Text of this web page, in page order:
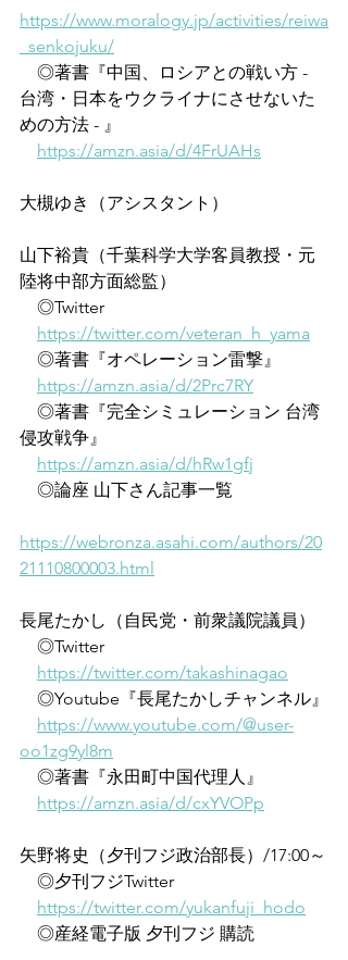
https://www.moralogy.jp/activities/reiwa
_senkojuku/
◎著書『中国、ロシアとの戦い方 -
台湾・日本をウクライナにさせないた
めの方法 - 』
https://amzn.asia/d/4FrUAHs
大槻ゆき（アシスタント）
山下裕貴（千葉科学大学客員教授・元
陸将中部方面総監）
◎Twitter
https://twitter.com/veteran_h_yama
◎著書『オペレーション雷撃』
https://amzn.asia/d/2Prc7RY
◎著書『完全シミュレーション 台湾
侵攻戦争』
https://amzn.asia/d/hRw1gfj
◎論座 山下さん記事一覧
https://webronza.asahi.com/authors/20
21110800003.html
長尾たかし（自民党・前衆議院議員）
◎Twitter
https://twitter.com/takashinagao
◎Youtube『長尾たかしチャンネル』
https://www.youtube.com/@user-
oo1zg9yl8m
◎著書『永田町中国代理人』
https://amzn.asia/d/cxYVOPp
矢野将史（夕刊フジ政治部長）/17:00～
◎夕刊フジTwitter
https://twitter.com/yukanfuji_hodo
◎産経電子版 夕刊フジ 購読